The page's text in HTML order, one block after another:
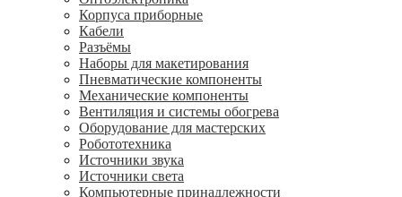
Корпуса приборные
Кабели
Разъёмы
Наборы для макетирования
Пневматические компоненты
Механические компоненты
Вентиляция и системы обогрева
Оборудование для мастерских
Робототехника
Источники звука
Источники света
Компьютерные принадлежности